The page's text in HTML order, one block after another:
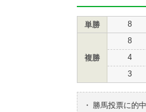
単勝 8
複勝
8
4
3
・
勝馬投票に的